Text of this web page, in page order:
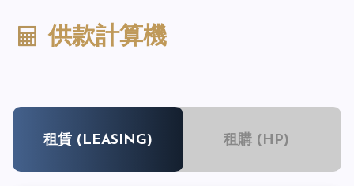
供款計算機
租賃 (LEASING) 租購 (HP)